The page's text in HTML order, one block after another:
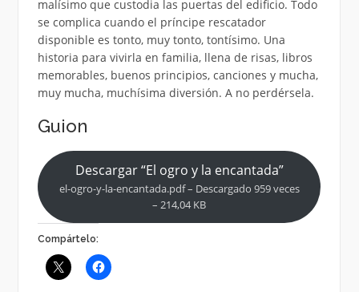
malísimo que custodia las puertas del edificio. Todo
se complica cuando el príncipe rescatador
disponible es tonto, muy tonto, tontísimo. Una
historia para vivirla en familia, llena de risas, libros
memorables, buenos principios, canciones y mucha,
muy mucha, muchísima diversión. A no perdérsela.
Guion
Descargar “El ogro y la encantada”
el-ogro-y-la-encantada.pdf – Descargado 959 veces
– 214,04 KB
Compártelo: